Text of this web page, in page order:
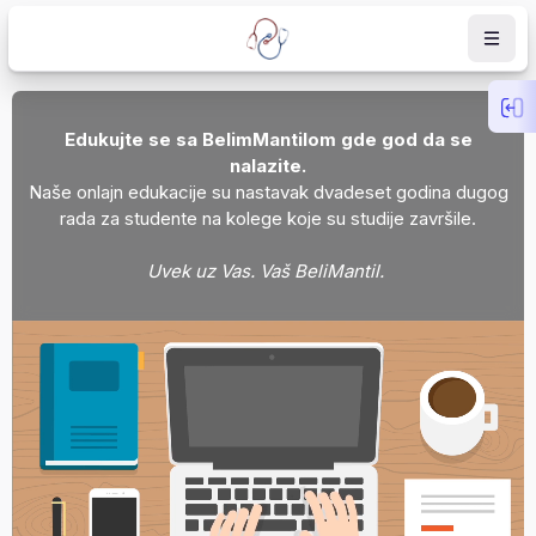
Edukujte se sa BelimMantilom gde god da se
nalazite.
Naše onlajn edukacije su nastavak dvadeset godina dugog
rada za studente na kolege koje su studije završile.
Uvek uz Vas. Vaš BeliMantil.